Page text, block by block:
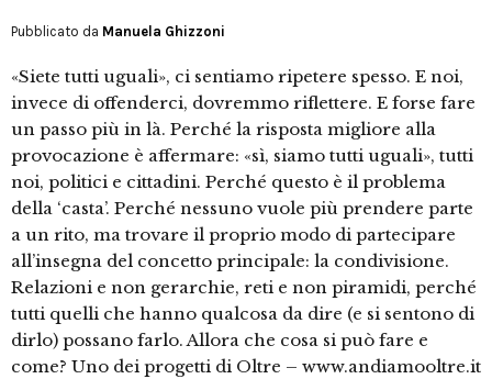
Pubblicato da Manuela Ghizzoni
«Siete tutti uguali», ci sentiamo ripetere spesso. E noi,
invece di offenderci, dovremmo riflettere. E forse fare
un passo più in là. Perché la risposta migliore alla
provocazione è affermare: «sì, siamo tutti uguali», tutti
noi, politici e cittadini. Perché questo è il problema
della ‘casta’. Perché nessuno vuole più prendere parte
a un rito, ma trovare il proprio modo di partecipare
all’insegna del concetto principale: la condivisione.
Relazioni e non gerarchie, reti e non piramidi, perché
tutti quelli che hanno qualcosa da dire (e si sentono di
dirlo) possano farlo. Allora che cosa si può fare e
come? Uno dei progetti di Oltre – www.andiamooltre.it